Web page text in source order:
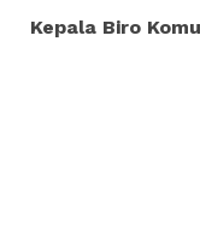
Kepala Biro